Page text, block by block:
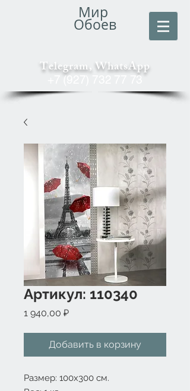
Мир
Обоев
Telegram, WhatsApp
+7 (927) 732 77 73
Артикул: 110340
1 940,00 ₽Цена
Добавить в корзину
Размер: 100x300 см.